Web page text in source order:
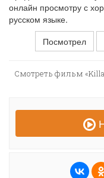
онлайн просмотру с
русском языке.
Посмотрел
Смотреть фильм